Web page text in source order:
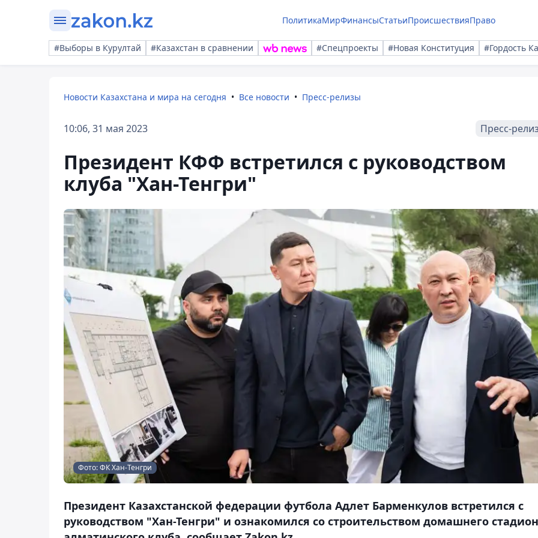
ПолитикаМирФинансыСтатьиПроисшествияПраво
#Выборы в Курултай #Казахстан в сравнении #Спецпроекты #Новая Конституция #Гордость
Новости Казахстана и мира на сегодня Все новости Пресс-релизы
10:06, 31 мая 2023 Пресс-
Президент КФФ встретился с руководством
клуба "Хан-Тенгри"
Фото: ФК Хан-Тенгри
Президент Казахстанской федерации футбола Адлет Барменкулов встретился с
руководством "Хан-Тенгри" и ознакомился со строительством домашнего